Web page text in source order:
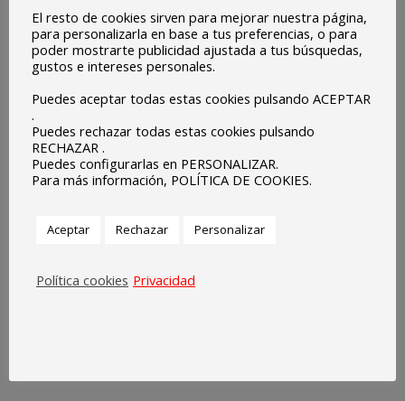
El resto de cookies sirven para mejorar nuestra página,
para personalizarla en base a tus preferencias, o para
poder mostrarte publicidad ajustada a tus búsquedas,
gustos e intereses personales.
Puedes aceptar todas estas cookies pulsando ACEPTAR
.
Puedes rechazar todas estas cookies pulsando
RECHAZAR .
Puedes configurarlas en PERSONALIZAR.
Para más información, POLÍTICA DE COOKIES.
Aceptar Rechazar Personalizar
Política cookies Privacidad